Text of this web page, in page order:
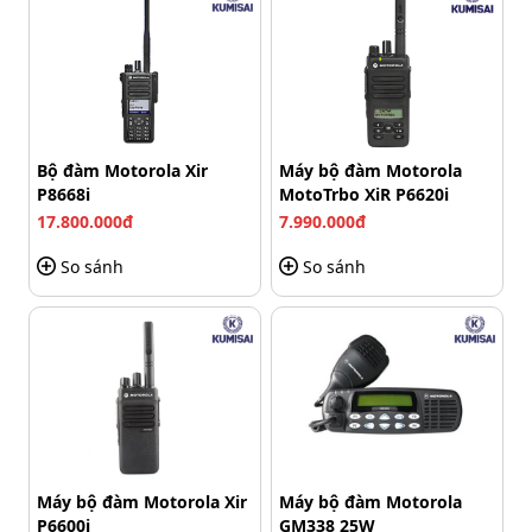
Máy sử dụng dòng pin dung lượng lớn
Âm thanh rõ, dễ nghe trong môi trường ồn
Bộ đàm Motorola Xir
P8668i
17.800.000đ
So sánh
Máy bộ đàm Motorola
MotoTrbo XiR P6620i
7.990.000đ
So sánh
Máy bộ đàm Motorola Xir
P6600i
Máy bộ đàm Motorola
GM338 25W